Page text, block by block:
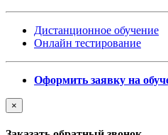
Дистанционное обучение
Онлайн тестирование
Оформить заявку на
×